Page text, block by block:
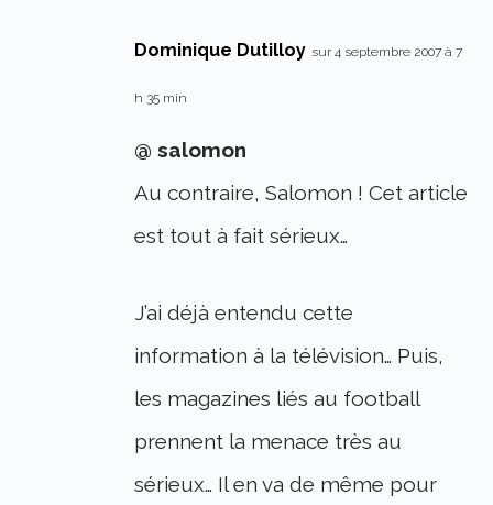
Dominique Dutilloy sur 4 septembre 2007 à 7
h 35 min
@ salomon
Au contraire, Salomon ! Cet article
est tout à fait sérieux…
J’ai déjà entendu cette
information à la télévision… Puis,
les magazines liés au football
prennent la menace très au
sérieux… Il en va de même pour